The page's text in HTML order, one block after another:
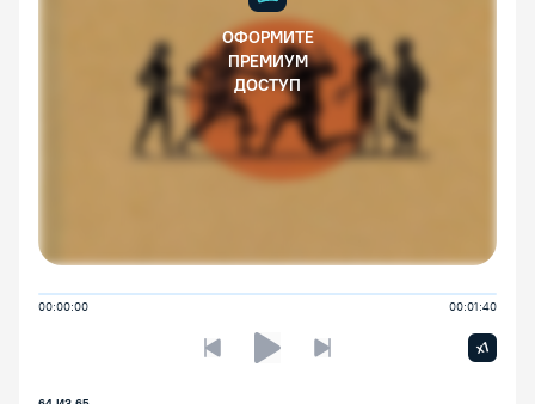
ОФОРМИТЕ
ПРЕМИУМ
ДОСТУП
00:00:00 00:01:40
Предыдущая лекцияСледующая лекция
x1